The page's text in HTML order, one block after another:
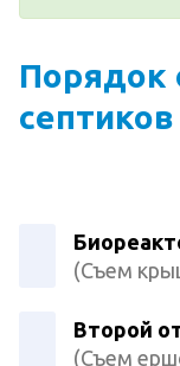
Порядок
(Съем
Второй
(Съем